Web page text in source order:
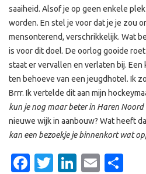
saaiheid. Alsof je op geen enkele
worden. En stel je voor dat je je zou
mensonterend, verschrikkelijk. Wat
is voor dit doel. De oorlog gooide
staat er vervallen en verlaten bij.
ten behoeve van een jeugdhotel. Ik
Brrr. Ik vertelde dit aan mijn
kun je nog maar beter in Haren
nieuwe wijk in aanbouw? Wat heeft
kan een bezoekje je binnenkort wat
Facebook
Twitter
LinkedIn
Email